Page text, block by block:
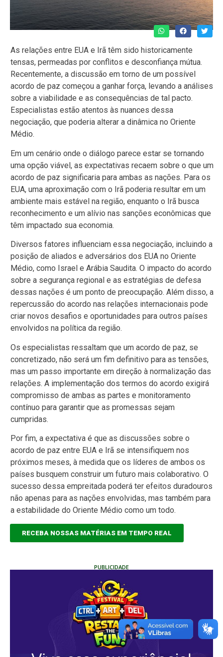
As relações entre EUA e Irã têm sido historicamente
tensas, permeadas por conflitos e desconfiança mútua.
Recentemente, a discussão em torno de um possível
acordo de paz começou a ganhar força, levando a análises
sobre a viabilidade e as consequências de tal pacto.
Especialistas estão atentos às nuances dessa
negociação, que poderia alterar a dinâmica no Oriente
Médio.
Em um cenário onde o diálogo parece estar se tornando
uma opção viável, as expectativas recaem sobre o que um
acordo de paz significaria para ambas as nações. Para os
EUA, uma aproximação com o Irã poderia resultar em um
ambiente mais estável na região, enquanto o Irã busca
reconhecimento e um alívio nas sanções econômicas que
têm impactado sua economia.
Diversos fatores influenciam essa negociação, incluindo a
posição de aliados e adversários dos EUA no Oriente
Médio, como Israel e Arábia Saudita. O impacto do acordo
sobre a segurança regional e as estratégias de defesa
dessas nações é um ponto de preocupação. Além disso, a
repercussão do acordo nas relações internacionais pode
criar novos desafios e oportunidades para outros países
envolvidos na política da região.
Os especialistas ressaltam que um acordo de paz, se
concretizado, não será um fim definitivo para as tensões,
mas um passo importante em direção à normalização das
relações. A implementação dos termos do acordo exigirá
compromisso de ambas as partes e monitoramento
contínuo para garantir que as promessas sejam
cumpridas.
Por fim, a expectativa é que as discussões sobre o
acordo de paz entre EUA e Irã se intensifiquem nos
próximos meses, à medida que os líderes de ambos os
países busquem construir um futuro mais colaborativo. O
sucesso dessa empreitada poderá ter efeitos duradouros
não apenas para as nações envolvidas, mas também para
a estabilidade do Oriente Médio como um todo.
RECEBA NOSSAS MATÉRIAS EM TEMPO REAL
PUBLICIDADE